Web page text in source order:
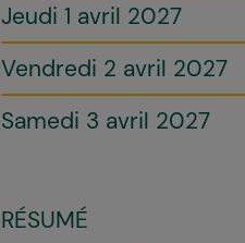
Jeudi 1 avril 2027
Vendredi 2 avril 2027
Samedi 3 avril 2027
RÉSUMÉ